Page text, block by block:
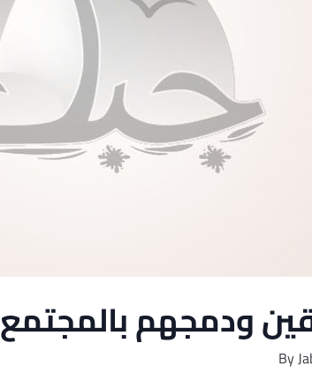
ودمجهم بالمجتمع
By